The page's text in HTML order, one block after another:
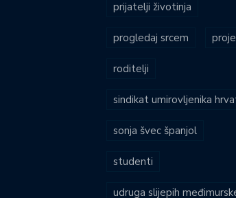
prijatelji životinja
progledaj srcem
roditelji
sindikat umirovljenika
sonja švec španjol
studenti
udruga slijepih